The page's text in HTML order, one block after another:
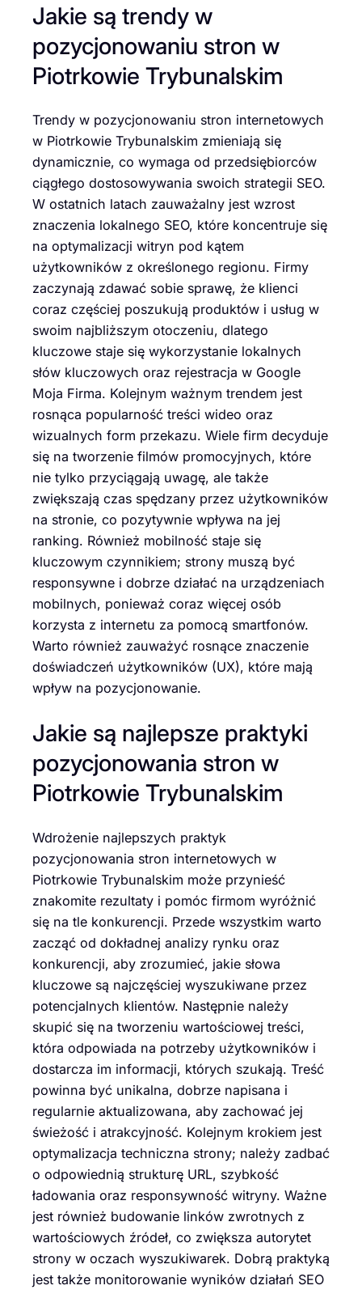
Jakie są trendy w
pozycjonowaniu stron w
Piotrkowie Trybunalskim
Trendy w pozycjonowaniu stron internetowych
w Piotrkowie Trybunalskim zmieniają się
dynamicznie, co wymaga od przedsiębiorców
ciągłego dostosowywania swoich strategii SEO.
W ostatnich latach zauważalny jest wzrost
znaczenia lokalnego SEO, które koncentruje się
na optymalizacji witryn pod kątem
użytkowników z określonego regionu. Firmy
zaczynają zdawać sobie sprawę, że klienci
coraz częściej poszukują produktów i usług w
swoim najbliższym otoczeniu, dlatego
kluczowe staje się wykorzystanie lokalnych
słów kluczowych oraz rejestracja w Google
Moja Firma. Kolejnym ważnym trendem jest
rosnąca popularność treści wideo oraz
wizualnych form przekazu. Wiele firm decyduje
się na tworzenie filmów promocyjnych, które
nie tylko przyciągają uwagę, ale także
zwiększają czas spędzany przez użytkowników
na stronie, co pozytywnie wpływa na jej
ranking. Również mobilność staje się
kluczowym czynnikiem; strony muszą być
responsywne i dobrze działać na urządzeniach
mobilnych, ponieważ coraz więcej osób
korzysta z internetu za pomocą smartfonów.
Warto również zauważyć rosnące znaczenie
doświadczeń użytkowników (UX), które mają
wpływ na pozycjonowanie.
Jakie są najlepsze praktyki
pozycjonowania stron w
Piotrkowie Trybunalskim
Wdrożenie najlepszych praktyk
pozycjonowania stron internetowych w
Piotrkowie Trybunalskim może przynieść
znakomite rezultaty i pomóc firmom wyróżnić
się na tle konkurencji. Przede wszystkim warto
zacząć od dokładnej analizy rynku oraz
konkurencji, aby zrozumieć, jakie słowa
kluczowe są najczęściej wyszukiwane przez
potencjalnych klientów. Następnie należy
skupić się na tworzeniu wartościowej treści,
która odpowiada na potrzeby użytkowników i
dostarcza im informacji, których szukają. Treść
powinna być unikalna, dobrze napisana i
regularnie aktualizowana, aby zachować jej
świeżość i atrakcyjność. Kolejnym krokiem jest
optymalizacja techniczna strony; należy zadbać
o odpowiednią strukturę URL, szybkość
ładowania oraz responsywność witryny. Ważne
jest również budowanie linków zwrotnych z
wartościowych źródeł, co zwiększa autorytet
strony w oczach wyszukiwarek. Dobrą praktyką
jest także monitorowanie wyników działań SEO